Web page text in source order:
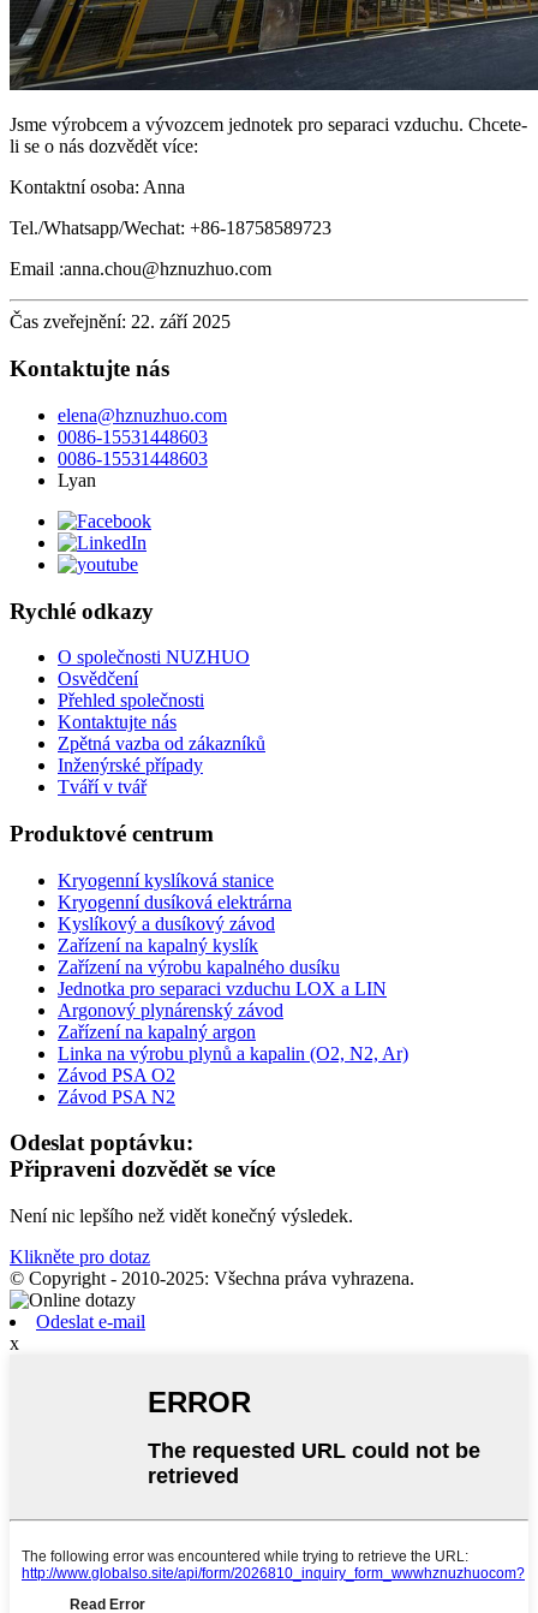
Jsme výrobcem a vývozcem jednotek pro separaci vzduchu. Chcete-
li se o nás dozvědět více:
Kontaktní osoba: Anna
Tel./Whatsapp/Wechat: +86-18758589723
Email :anna.chou@hznuzhuo.com
Čas zveřejnění: 22. září 2025
Kontaktujte nás
elena@hznuzhuo.com
0086-15531448603
0086-15531448603
Lyan
Rychlé odkazy
O společnosti NUZHUO
Osvědčení
Přehled společnosti
Kontaktujte nás
Zpětná vazba od zákazníků
Inženýrské případy
Tváří v tvář
Produktové centrum
Kryogenní kyslíková stanice
Kryogenní dusíková elektrárna
Kyslíkový a dusíkový závod
Zařízení na kapalný kyslík
Zařízení na výrobu kapalného dusíku
Jednotka pro separaci vzduchu LOX a LIN
Argonový plynárenský závod
Zařízení na kapalný argon
Linka na výrobu plynů a kapalin (O2, N2, Ar)
Závod PSA O2
Závod PSA N2
Odeslat poptávku:
Připraveni dozvědět se více
Není nic lepšího než vidět konečný výsledek.
Klikněte pro dotaz
© Copyright - 2010-2025: Všechna práva vyhrazena.
Odeslat e-mail
x